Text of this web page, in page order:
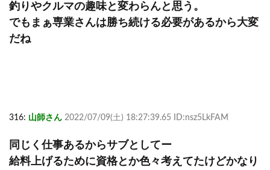
釣りやクルマの趣味と変わらんと思う。
でもまぁ専業さんは勝ち続ける必要があるから大変
だね
316: 山師さん 2022/07/09(土) 18:27:39.65 ID:nsz5LkFAM
同じく仕事あるからサブとしてー
給料上げるために資格とか色々考えてたけどかなり